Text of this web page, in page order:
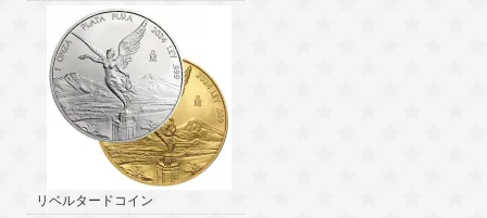
リベルタードコイン